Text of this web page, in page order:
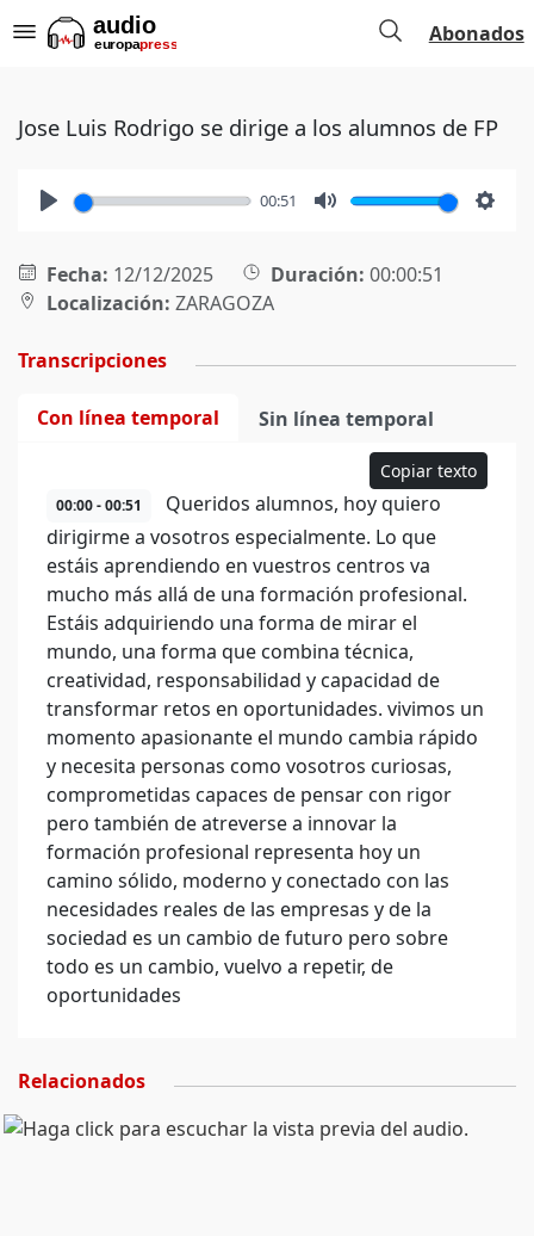
Abonados
Jose Luis Rodrigo se dirige a los alumnos de FP
00:51
Fecha: 12/12/2025 Duración: 00:00:51
Localización: ZARAGOZA
Transcripciones
Con línea temporal Sin línea temporal
Copiar texto
00:00 - 00:51
Queridos alumnos, hoy quiero
dirigirme a vosotros especialmente. Lo que
estáis aprendiendo en vuestros centros va
mucho más allá de una formación profesional.
Estáis adquiriendo una forma de mirar el
mundo, una forma que combina técnica,
creatividad, responsabilidad y capacidad de
transformar retos en oportunidades. vivimos un
momento apasionante el mundo cambia rápido
y necesita personas como vosotros curiosas,
comprometidas capaces de pensar con rigor
pero también de atreverse a innovar la
formación profesional representa hoy un
camino sólido, moderno y conectado con las
necesidades reales de las empresas y de la
sociedad es un cambio de futuro pero sobre
todo es un cambio, vuelvo a repetir, de
oportunidades
Relacionados